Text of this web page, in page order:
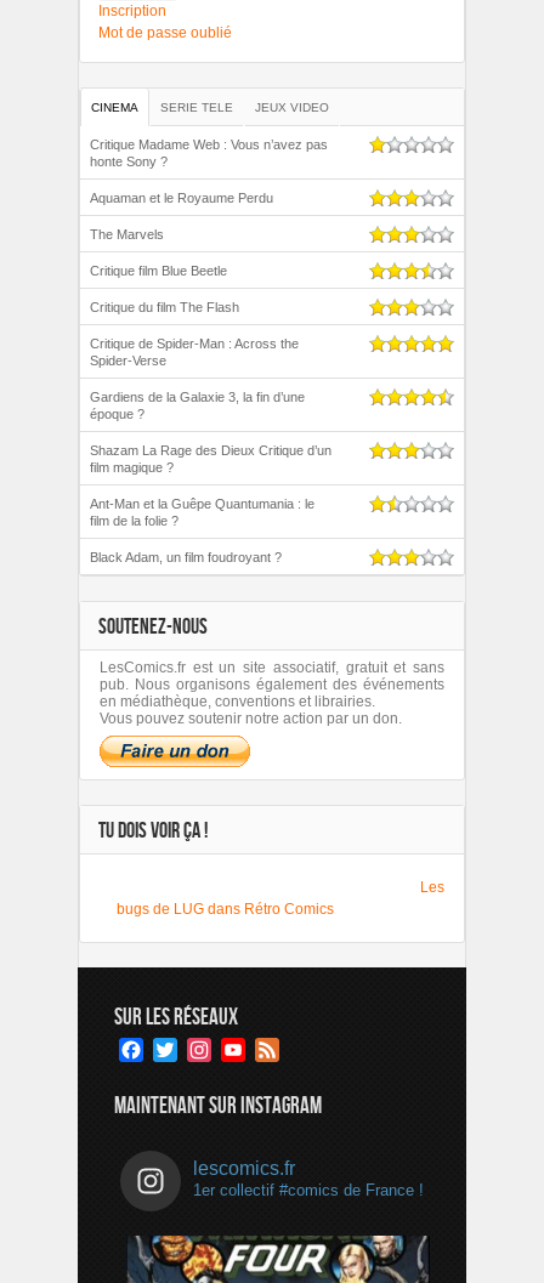
Inscription
Mot de passe oublié
CINEMA SERIE TELE JEUX VIDEO
Critique Madame Web : Vous n’avez pas
honte Sony ?
Aquaman et le Royaume Perdu
The Marvels
Critique film Blue Beetle
Critique du film The Flash
Critique de Spider-Man : Across the
Spider-Verse
Gardiens de la Galaxie 3, la fin d’une
époque ?
Shazam La Rage des Dieux Critique d’un
film magique ?
Ant-Man et la Guêpe Quantumania : le
film de la folie ?
Black Adam, un film foudroyant ?
SOUTENEZ-NOUS
LesComics.fr est un site associatif, gratuit et sans
pub. Nous organisons également des événements
en médiathèque, conventions et librairies.
Vous pouvez soutenir notre action par un don.
TU DOIS VOIR ÇA !
Les
bugs de LUG dans Rétro Comics
SUR LES RÉSEAUX
Facebook
TwitterInstagramYouTube
MAINTENANT SUR INSTAGRAM
lescomics.fr
1er collectif #comics de France !